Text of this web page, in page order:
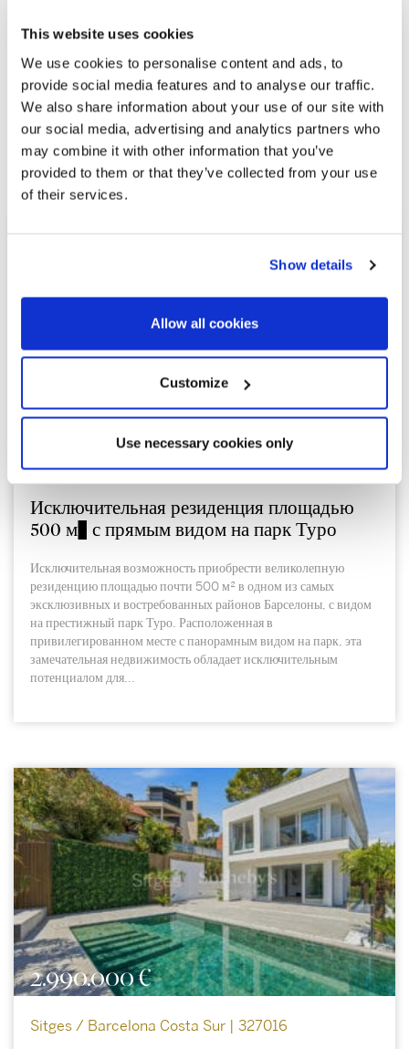
This website uses cookies
We use cookies to personalise content and ads, to
provide social media features and to analyse our traffic.
We also share information about your use of our site with
our social media, advertising and analytics partners who
may combine it with other information that you’ve
provided to them or that they’ve collected from your use
of their services.
Show details
Allow all cookies
Customize
Use necessary cookies only
Просмотреть другие похожие
объекты недвижимости
4.000.000 €
Sarrià / Sant Gervasi | 326974
Исключительная резиденция площадью
500 м² с прямым видом на парк Туро
Исключительная возможность приобрести великолепную
резиденцию площадью почти 500 м² в одном из самых
эксклюзивных и востребованных районов Барселоны, с видом
на престижный парк Туро. Расположенная в
привилегированном месте с панорамным видом на парк, эта
замечательная недвижимость обладает исключительным
потенциалом для...
2.990.000 €
Sitges / Barcelona Costa Sur | 327016